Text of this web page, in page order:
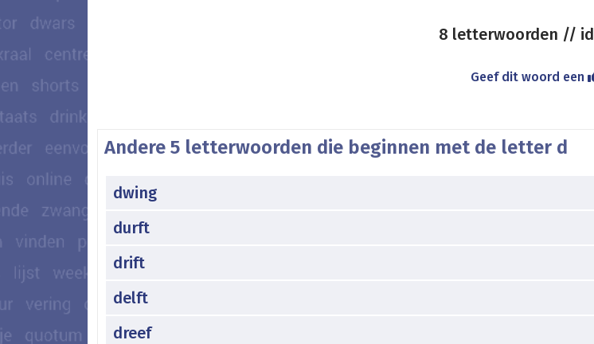
8 letterwoorden // id
Geef dit woord een
Andere 5 letterwoorden die beginnen met de letter d
dwing
durft
drift
delft
dreef